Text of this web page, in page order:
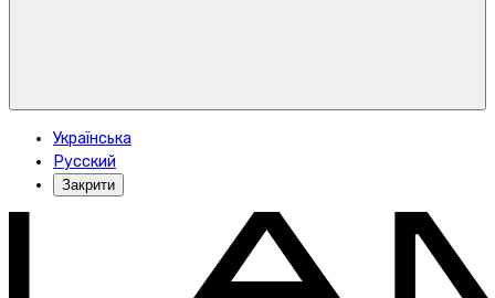
Українська
Русский
Закрити